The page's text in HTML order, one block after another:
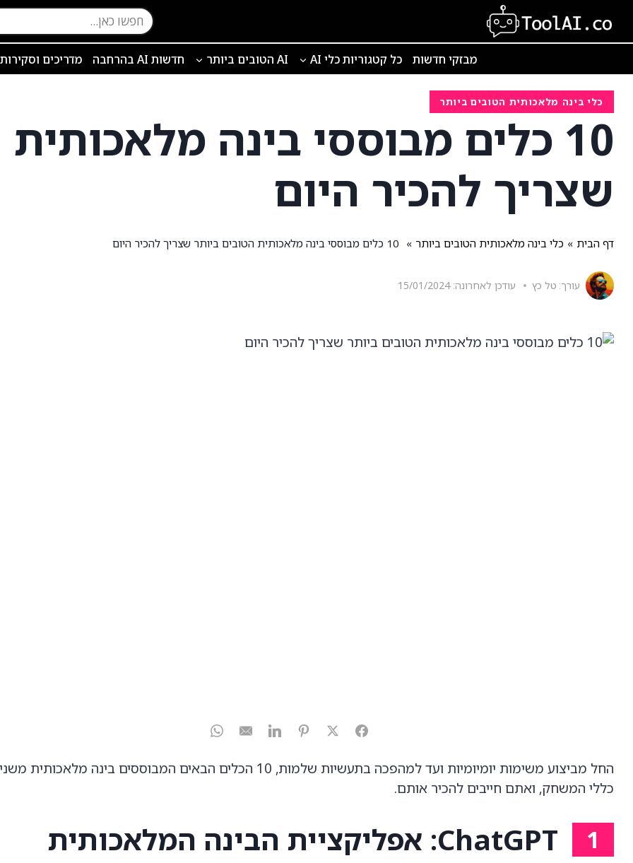
content
מבזקי חדשות כל קטגוריות כלי AI AI הטובים ביותר חדשות AI בהרחבה מדריכים
כלי בינה מלאכותית הטובים ביותר
10 כלים מבוססי בינה
שצריך להכיר היום
דף הבית » כלי בינה מלאכותית הטובים ביותר » 10 כלים מבוססי בינה מלאכותית הטובים ביותר שצריך להכיר היום
עורך: טל כץ עודכן לאחרונה: 15/01/2024
החל מביצוע משימות יומיומיות ועד למהפכה בתעשיות שלמות, 10 הכלים הבאים המבוססים בינה
כללי המשחק, ואתם חייבים להכיר אותם.
ChatGPT: אפליקציית הבינה המלאכותית